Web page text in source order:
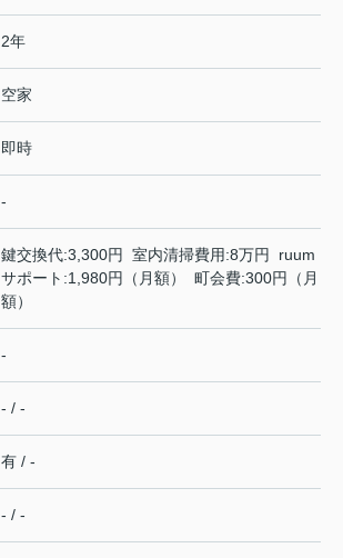
2年
空家
即時
-
鍵交換代:3,300円 室内清掃費用:8万円 ruum
サポート:1,980円（月額） 町会費:300円（月
額）
-
- / -
有 / -
- / -